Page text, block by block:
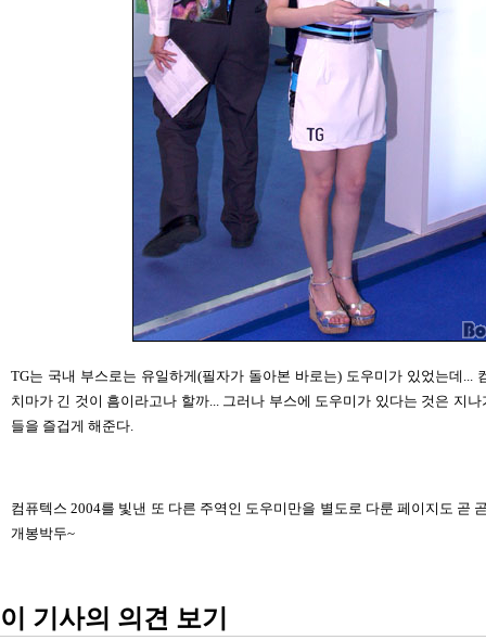
TG는 국내 부스로는 유일하게(필자가 돌아본 바로는) 도우미가 있었는데...
치마가 긴 것이 흠이라고나 할까... 그러나 부스에 도우미가 있다는 것은 지
들을 즐겁게 해준다.
컴퓨텍스 2004를 빛낸 또 다른 주역인 도우미만을 별도로 다룬 페이지도 곧
개봉박두~
이 기사의 의견 보기